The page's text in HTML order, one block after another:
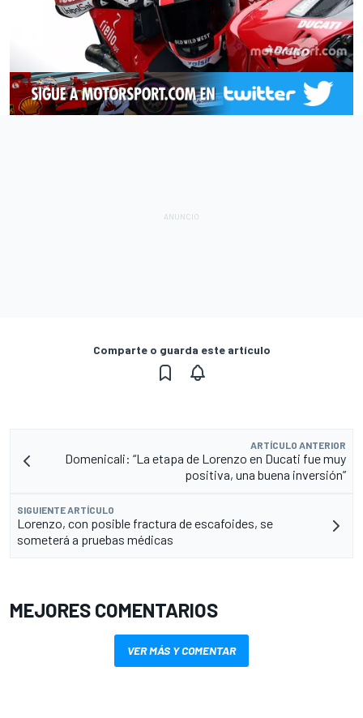
Comparte o guarda este artículo
ARTÍCULO ANTERIOR
Domenicali: “La etapa de Lorenzo en Ducati fue muy
positiva, una buena inversión”
SIGUIENTE ARTÍCULO
Lorenzo, con posible fractura de escafoides, se
someterá a pruebas médicas
MEJORES COMENTARIOS
VER MÁS Y COMENTAR